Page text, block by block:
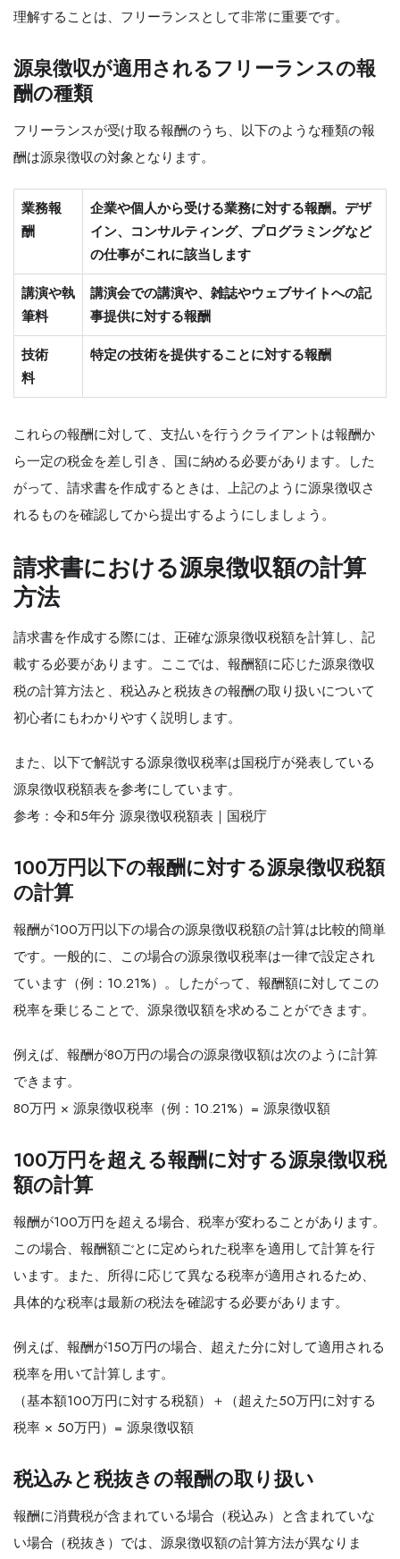
理解することは、フリーランスとして非常に重要です。
源泉徴収が適用されるフリーランスの報
酬の種類
フリーランスが受け取る報酬のうち、以下のような種類の報
酬は源泉徴収の対象となります。
業務報
酬
企業や個人から受ける業務に対する報酬。デザ
イン、コンサルティング、プログラミングなど
の仕事がこれに該当します
講演や執
筆料
講演会での講演や、雑誌やウェブサイトへの記
事提供に対する報酬
技術
料
特定の技術を提供することに対する報酬
これらの報酬に対して、支払いを行うクライアントは報酬か
ら一定の税金を差し引き、国に納める必要があります。した
がって、請求書を作成するときは、上記のように源泉徴収さ
れるものを確認してから提出するようにしましょう。
請求書における源泉徴収額の計算
方法
請求書を作成する際には、正確な源泉徴収税額を計算し、記
載する必要があります。ここでは、報酬額に応じた源泉徴収
税の計算方法と、税込みと税抜きの報酬の取り扱いについて
初心者にもわかりやすく説明します。
また、以下で解説する源泉徴収税率は国税庁が発表している
源泉徴収税額表を参考にしています。
参考：令和5年分 源泉徴収税額表｜国税庁
100万円以下の報酬に対する源泉徴収税額
の計算
報酬が100万円以下の場合の源泉徴収税額の計算は比較的簡単
です。一般的に、この場合の源泉徴収税率は一律で設定され
ています（例：10.21%）。したがって、報酬額に対してこの
税率を乗じることで、源泉徴収額を求めることができます。
例えば、報酬が80万円の場合の源泉徴収額は次のように計算
できます。
80万円 × 源泉徴収税率（例：10.21%）= 源泉徴収額
100万円を超える報酬に対する源泉徴収税
額の計算
報酬が100万円を超える場合、税率が変わることがあります。
この場合、報酬額ごとに定められた税率を適用して計算を行
います。また、所得に応じて異なる税率が適用されるため、
具体的な税率は最新の税法を確認する必要があります。
例えば、報酬が150万円の場合、超えた分に対して適用される
税率を用いて計算します。
（基本額100万円に対する税額）＋（超えた50万円に対する
税率 × 50万円）= 源泉徴収額
税込みと税抜きの報酬の取り扱い
報酬に消費税が含まれている場合（税込み）と含まれていな
い場合（税抜き）では、源泉徴収額の計算方法が異なりま